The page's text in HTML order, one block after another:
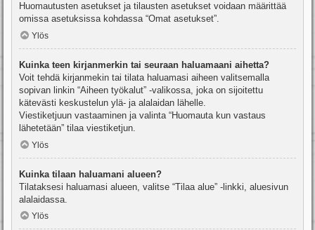
Huomautusten asetukset ja tilausten asetukset voidaan määrittää
omissa asetuksissa kohdassa “Omat asetukset”.
Ylös
Kuinka teen kirjanmerkin tai seuraan haluamaani aihetta?
Voit tehdä kirjanmekin tai tilata haluamasi aiheen valitsemalla
sopivan linkin “Aiheen työkalut” -valikossa, joka on sijoitettu
kätevästi keskustelun ylä- ja alalaidan lähelle.
Viestiketjuun vastaaminen ja valinta “Huomauta kun vastaus
lähetetään” tilaa viestiketjun.
Ylös
Kuinka tilaan haluamani alueen?
Tilataksesi haluamasi alueen, valitse “Tilaa alue” -linkki, aluesivun
alalaidassa.
Ylös